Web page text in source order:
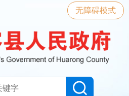
无障碍模式